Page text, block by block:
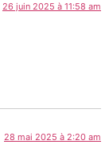
26 juin 2025 à 11:58 am
28 mai 2025 à 2:20 am